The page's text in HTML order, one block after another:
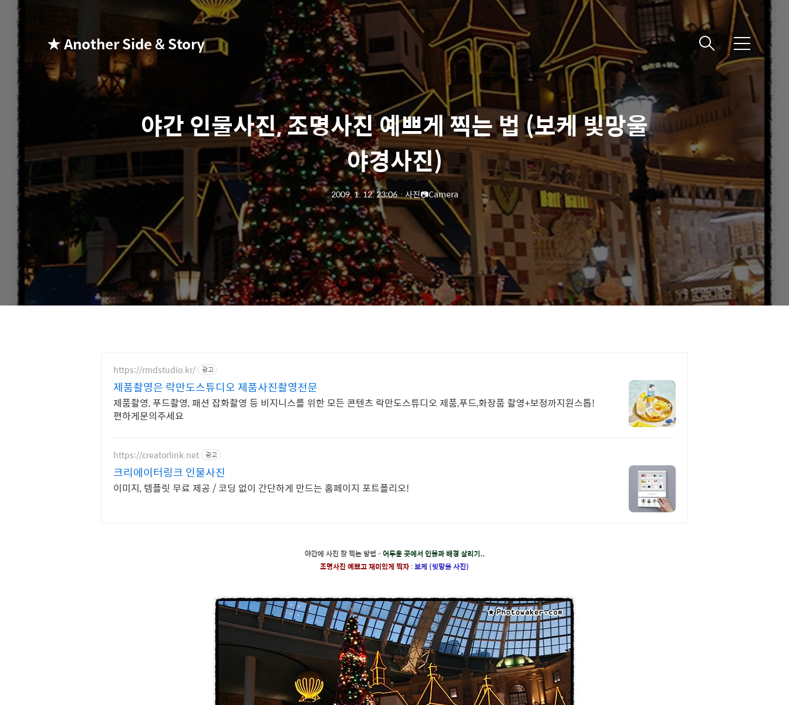
★ Another Side & Story 메
뉴
야간 인물사진, 조명사진 예쁘게 찍는 법 (보케 빛망울
야경사진)
2009. 1. 12. 23:06ㆍ사진📷Camera
https://rmdstudio.kr/ 광고
제품촬영은 락만도스튜디오 제품사진촬영전문
제품촬영, 푸드촬영, 패션 잡화촬영 등 비지니스를 위한 모든 콘텐츠 락만도스튜디오 제품,푸드,화장품 촬영+보정까지원스톱!
편하게문의주세요
https://creatorlink.net 광고
크리에이터링크 인물사진
이미지, 템플릿 무료 제공 / 코딩 없이 간단하게 만드는 홈페이지 포트폴리오!
야간에 사진 잘 찍는 방법 -어두운 곳에서 인물과 배경 살리기..
조명사진 예쁘고 재미있게 찍자 :보케 (빛망울 사진)